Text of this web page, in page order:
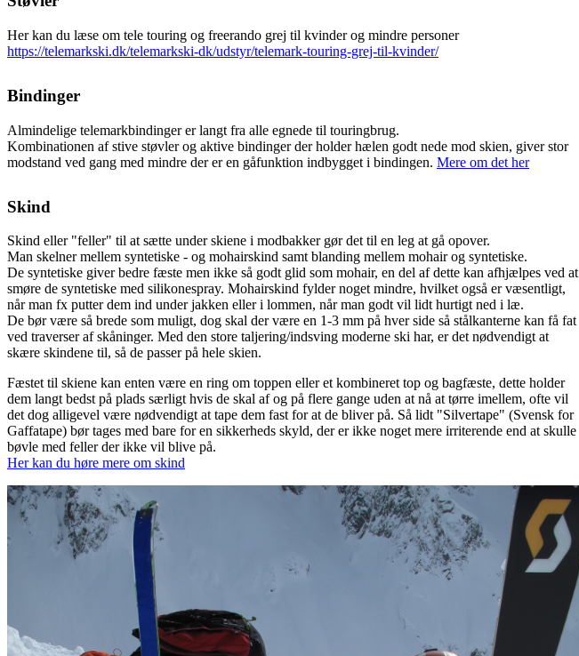
Her kan du læse om tele touring og freerando grej til kvinder og mindre personer
https://telemarkski.dk/telemarkski-dk/udstyr/telemark-touring-grej-til-kvinder/
Bindinger
Almindelige telemarkbindinger er langt fra alle egnede til touringbrug.
Kombinationen af stive støvler og aktive bindinger der holder hælen godt nede mod skien, giver stor
modstand ved gang med mindre der er en gåfunktion indbygget i bindingen. Mere om det her
Skind
Skind eller "feller" til at sætte under skiene i modbakker gør det til en leg at gå opover.
Man skelner mellem syntetiske - og mohairskind samt blanding mellem mohair og syntetiske.
De syntetiske giver bedre fæste men ikke så godt glid som mohair, en del af dette kan afhjælpes ved at
smøre de syntetiske med silikonespray. Mohairskind fylder noget mindre, hvilket også er væsentligt,
når man fx putter dem ind under jakken eller i lommen, når man godt vil lidt hurtigt ned i læ.
De bør være så brede som muligt, dog skal der være en 1-3 mm på hver side så stålkanterne kan få fat
ved traverser af skåninger. Med den store taljering/indsving moderne ski har, er det nødvendigt at
skære skindene til, så de passer på hele skien.
Fæstet til skiene kan enten være en ring om toppen eller et kombineret top og bagfæste, dette holder
dem langt bedst på plads særligt hvis de skal af og på flere gange uden at nå at tørre imellem, ofte vil
det dog alligevel være nødvendigt at tape dem fast for at de bliver på. Så lidt "Silvertape" (Svensk for
Gaffatape) bør tages med bare for en sikkerheds skyld, der er ikke noget mere irriterende end at skulle
bøvle med feller der ikke vil blive på.
Her kan du høre mere om skind